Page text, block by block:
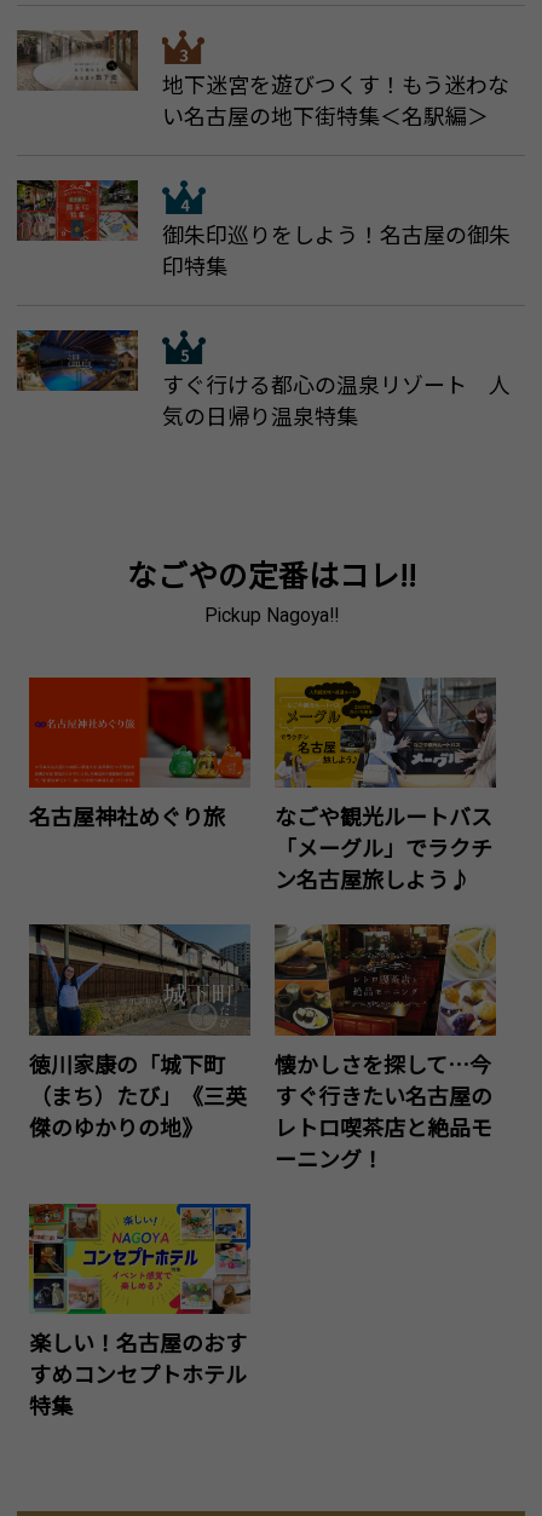
地下迷宮を遊びつくす！もう迷わな
い名古屋の地下街特集＜名駅編＞
御朱印巡りをしよう！名古屋の御朱
印特集
すぐ行ける都心の温泉リゾート 人
気の日帰り温泉特集
なごやの定番はコレ!!
Pickup Nagoya!!
名古屋神社めぐり旅
なごや観光ルートバス
「メーグル」でラクチ
ン名古屋旅しよう♪
徳川家康の「城下町
（まち）たび」《三英
傑のゆかりの地》
懐かしさを探して…今
すぐ行きたい名古屋の
レトロ喫茶店と絶品モ
ーニング！
楽しい！名古屋のおす
すめコンセプトホテル
特集